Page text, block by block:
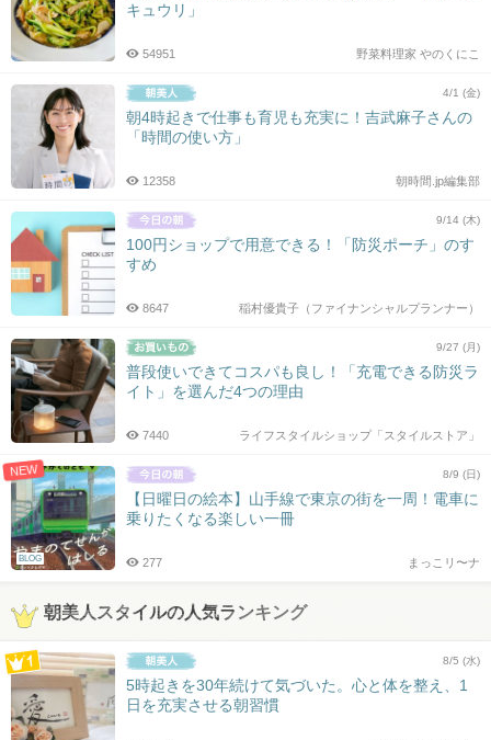
キュウリ」
野菜料理家 やのくにこ
54951
4/1 (金)
朝4時起きで仕事も育児も充実に！吉武麻子さんの
「時間の使い方」
朝時間.jp編集部
12358
9/14 (木)
100円ショップで用意できる！「防災ポーチ」のす
すめ
稲村優貴子（ファイナンシャルプランナー）
8647
9/27 (月)
普段使いできてコスパも良し！「充電できる防災ラ
イト」を選んだ4つの理由
ライフスタイルショップ「スタイルストア」
7440
NEW
BLOG
8/9 (日)
【日曜日の絵本】山手線で東京の街を一周！電車に
乗りたくなる楽しい一冊
まっこリ〜ナ
277
朝美人スタイルの人気ランキング
8/5 (水)
5時起きを30年続けて気づいた。心と体を整え、1
日を充実させる朝習慣